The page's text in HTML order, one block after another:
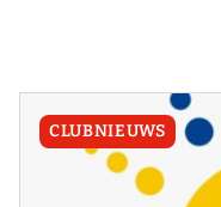
CLUBNIEUWS